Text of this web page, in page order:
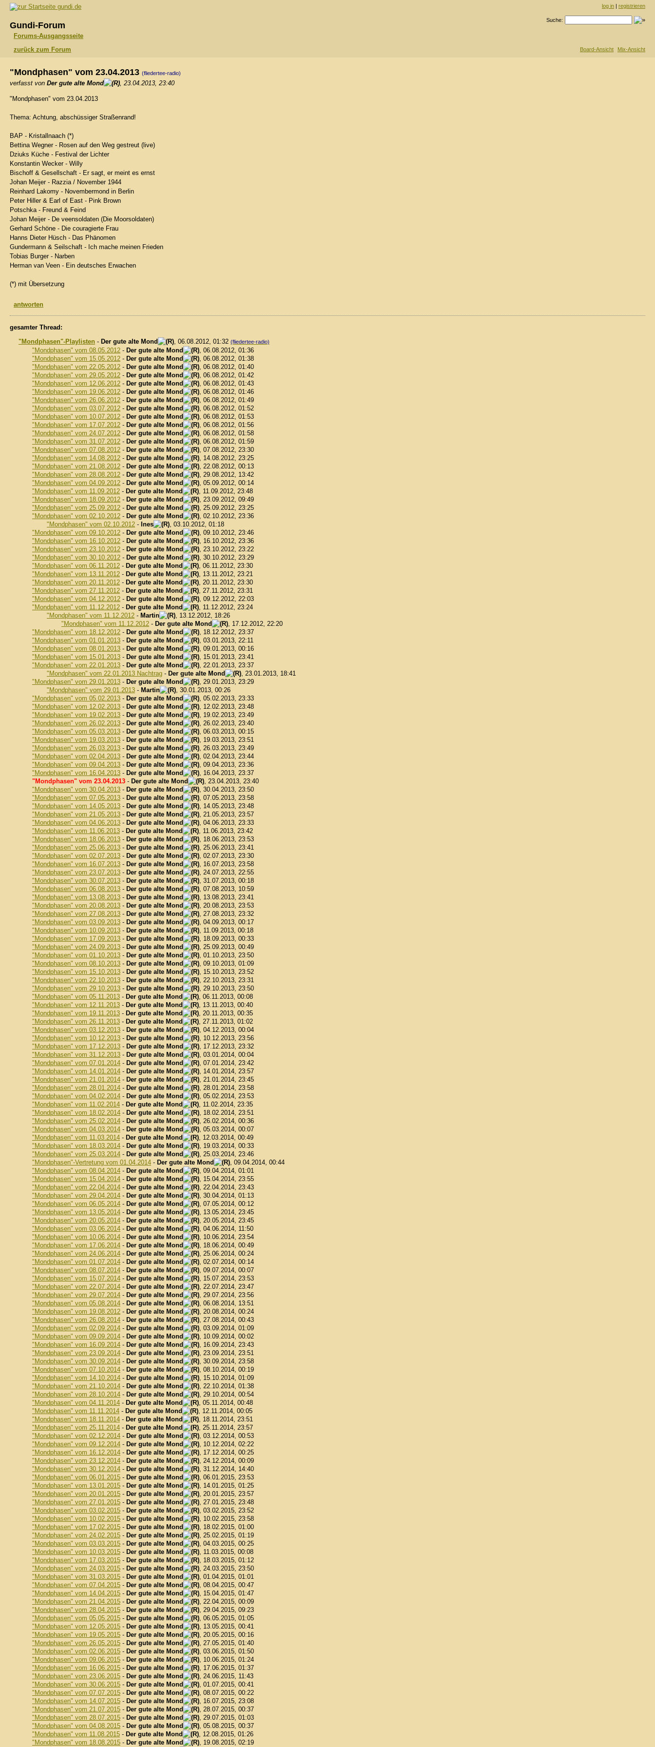
gundi.de
Gundi-Forum
Forums-Ausgangsseite
log in | registrieren
Suche:
zurück zum Forum Board-Ansicht Mix-Ansicht
"Mondphasen" vom 23.04.2013 (fliedertee-radio)
verfasst von Der gute alte Mond , 23.04.2013, 23:40
"Mondphasen" vom 23.04.2013
Thema: Achtung, abschüssiger Straßenrand!
BAP - Kristallnaach (*)
Bettina Wegner - Rosen auf den Weg gestreut (live)
Dziuks Küche - Festival der Lichter
Konstantin Wecker - Willy
Bischoff & Gesellschaft - Er sagt, er meint es ernst
Johan Meijer - Razzia / November 1944
Reinhard Lakomy - Novembermond in Berlin
Peter Hiller & Earl of East - Pink Brown
Potschka - Freund & Feind
Johan Meijer - De veensoldaten (Die Moorsoldaten)
Gerhard Schöne - Die couragierte Frau
Hanns Dieter Hüsch - Das Phänomen
Gundermann & Seilschaft - Ich mache meinen Frieden
Tobias Burger - Narben
Herman van Veen - Ein deutsches Erwachen
(*) mit Übersetzung
antworten
gesamter Thread:
"Mondphasen"-Playlisten - Der gute alte Mond , 06.08.2012, 01:32 (fliedertee-radio)
"Mondphasen" vom 08.05.2012 - Der gute alte Mond
, 06.08.2012, 01:36
"Mondphasen" vom 15.05.2012 - Der gute alte Mond
, 06.08.2012, 01:38
"Mondphasen" vom 22.05.2012 - Der gute alte Mond
, 06.08.2012, 01:40
"Mondphasen" vom 29.05.2012 - Der gute alte Mond
, 06.08.2012, 01:42
"Mondphasen" vom 12.06.2012 - Der gute alte Mond
, 06.08.2012, 01:43
"Mondphasen" vom 19.06.2012 - Der gute alte Mond
, 06.08.2012, 01:46
"Mondphasen" vom 26.06.2012 - Der gute alte Mond
, 06.08.2012, 01:49
"Mondphasen" vom 03.07.2012 - Der gute alte Mond
, 06.08.2012, 01:52
"Mondphasen" vom 10.07.2012 - Der gute alte Mond
, 06.08.2012, 01:53
"Mondphasen" vom 17.07.2012 - Der gute alte Mond
, 06.08.2012, 01:56
"Mondphasen" vom 24.07.2012 - Der gute alte Mond
, 06.08.2012, 01:58
"Mondphasen" vom 31.07.2012 - Der gute alte Mond
, 06.08.2012, 01:59
"Mondphasen" vom 07.08.2012 - Der gute alte Mond
, 07.08.2012, 23:30
"Mondphasen" vom 14.08.2012 - Der gute alte Mond
, 14.08.2012, 23:25
"Mondphasen" vom 21.08.2012 - Der gute alte Mond
, 22.08.2012, 00:13
"Mondphasen" vom 28.08.2012 - Der gute alte Mond
, 29.08.2012, 13:42
"Mondphasen" vom 04.09.2012 - Der gute alte Mond
, 05.09.2012, 00:14
"Mondphasen" vom 11.09.2012 - Der gute alte Mond
, 11.09.2012, 23:48
"Mondphasen" vom 18.09.2012 - Der gute alte Mond
, 23.09.2012, 09:49
"Mondphasen" vom 25.09.2012 - Der gute alte Mond
, 25.09.2012, 23:25
"Mondphasen" vom 02.10.2012 - Der gute alte Mond
, 02.10.2012, 23:36
"Mondphasen" vom 02.10.2012 - Ines
, 03.10.2012, 01:18
"Mondphasen" vom 09.10.2012 - Der gute alte Mond
, 09.10.2012, 23:46
"Mondphasen" vom 16.10.2012 - Der gute alte Mond
, 16.10.2012, 23:36
"Mondphasen" vom 23.10.2012 - Der gute alte Mond
, 23.10.2012, 23:22
"Mondphasen" vom 30.10.2012 - Der gute alte Mond
, 30.10.2012, 23:29
"Mondphasen" vom 06.11.2012 - Der gute alte Mond
, 06.11.2012, 23:30
"Mondphasen" vom 13.11.2012 - Der gute alte Mond
, 13.11.2012, 23:21
"Mondphasen" vom 20.11.2012 - Der gute alte Mond
, 20.11.2012, 23:30
"Mondphasen" vom 27.11.2012 - Der gute alte Mond
, 27.11.2012, 23:31
"Mondphasen" vom 04.12.2012 - Der gute alte Mond
, 09.12.2012, 22:03
"Mondphasen" vom 11.12.2012 - Der gute alte Mond
, 11.12.2012, 23:24
"Mondphasen" vom 11.12.2012 - Martin
, 13.12.2012, 18:26
"Mondphasen" vom 11.12.2012 - Der gute alte Mond
, 17.12.2012, 22:20
"Mondphasen" vom 18.12.2012 - Der gute alte Mond
, 18.12.2012, 23:37
"Mondphasen" vom 01.01.2013 - Der gute alte Mond
, 03.01.2013, 22:11
"Mondphasen" vom 08.01.2013 - Der gute alte Mond
, 09.01.2013, 00:16
"Mondphasen" vom 15.01.2013 - Der gute alte Mond
, 15.01.2013, 23:41
"Mondphasen" vom 22.01.2013 - Der gute alte Mond
, 22.01.2013, 23:37
"Mondphasen" vom 22.01.2013 Nachtrag - Der gute alte Mond
, 23.01.2013, 18:41
"Mondphasen" vom 29.01.2013 - Der gute alte Mond
, 29.01.2013, 23:29
"Mondphasen" vom 29.01.2013 - Martin
, 30.01.2013, 00:26
"Mondphasen" vom 05.02.2013 - Der gute alte Mond
, 05.02.2013, 23:33
"Mondphasen" vom 12.02.2013 - Der gute alte Mond
, 12.02.2013, 23:48
"Mondphasen" vom 19.02.2013 - Der gute alte Mond
, 19.02.2013, 23:49
"Mondphasen" vom 26.02.2013 - Der gute alte Mond
, 26.02.2013, 23:40
"Mondphasen" vom 05.03.2013 - Der gute alte Mond
, 06.03.2013, 00:15
"Mondphasen" vom 19.03.2013 - Der gute alte Mond
, 19.03.2013, 23:51
"Mondphasen" vom 26.03.2013 - Der gute alte Mond
, 26.03.2013, 23:49
"Mondphasen" vom 02.04.2013 - Der gute alte Mond
, 02.04.2013, 23:44
"Mondphasen" vom 09.04.2013 - Der gute alte Mond
, 09.04.2013, 23:36
"Mondphasen" vom 16.04.2013 - Der gute alte Mond
, 16.04.2013, 23:37
"Mondphasen" vom 23.04.2013 - Der gute alte Mond
, 23.04.2013, 23:40
"Mondphasen" vom 30.04.2013 - Der gute alte Mond
, 30.04.2013, 23:50
"Mondphasen" vom 07.05.2013 - Der gute alte Mond
, 07.05.2013, 23:58
"Mondphasen" vom 14.05.2013 - Der gute alte Mond
, 14.05.2013, 23:48
"Mondphasen" vom 21.05.2013 - Der gute alte Mond
, 21.05.2013, 23:57
"Mondphasen" vom 04.06.2013 - Der gute alte Mond
, 04.06.2013, 23:33
"Mondphasen" vom 11.06.2013 - Der gute alte Mond
, 11.06.2013, 23:42
"Mondphasen" vom 18.06.2013 - Der gute alte Mond
, 18.06.2013, 23:53
"Mondphasen" vom 25.06.2013 - Der gute alte Mond
, 25.06.2013, 23:41
"Mondphasen" vom 02.07.2013 - Der gute alte Mond
, 02.07.2013, 23:30
"Mondphasen" vom 16.07.2013 - Der gute alte Mond
, 16.07.2013, 23:58
"Mondphasen" vom 23.07.2013 - Der gute alte Mond
, 24.07.2013, 22:55
"Mondphasen" vom 30.07.2013 - Der gute alte Mond
, 31.07.2013, 00:18
"Mondphasen" vom 06.08.2013 - Der gute alte Mond
, 07.08.2013, 10:59
"Mondphasen" vom 13.08.2013 - Der gute alte Mond
, 13.08.2013, 23:41
"Mondphasen" vom 20.08.2013 - Der gute alte Mond
, 20.08.2013, 23:53
"Mondphasen" vom 27.08.2013 - Der gute alte Mond
, 27.08.2013, 23:32
"Mondphasen" vom 03.09.2013 - Der gute alte Mond
, 04.09.2013, 00:17
"Mondphasen" vom 10.09.2013 - Der gute alte Mond
, 11.09.2013, 00:18
"Mondphasen" vom 17.09.2013 - Der gute alte Mond
, 18.09.2013, 00:33
"Mondphasen" vom 24.09.2013 - Der gute alte Mond
, 25.09.2013, 00:49
"Mondphasen" vom 01.10.2013 - Der gute alte Mond
, 01.10.2013, 23:50
"Mondphasen" vom 08.10.2013 - Der gute alte Mond
, 09.10.2013, 01:09
"Mondphasen" vom 15.10.2013 - Der gute alte Mond
, 15.10.2013, 23:52
"Mondphasen" vom 22.10.2013 - Der gute alte Mond
, 22.10.2013, 23:31
"Mondphasen" vom 29.10.2013 - Der gute alte Mond
, 29.10.2013, 23:50
"Mondphasen" vom 05.11.2013 - Der gute alte Mond
, 06.11.2013, 00:08
"Mondphasen" vom 12.11.2013 - Der gute alte Mond
, 13.11.2013, 00:40
"Mondphasen" vom 19.11.2013 - Der gute alte Mond
, 20.11.2013, 00:35
"Mondphasen" vom 26.11.2013 - Der gute alte Mond
, 27.11.2013, 01:02
"Mondphasen" vom 03.12.2013 - Der gute alte Mond
, 04.12.2013, 00:04
"Mondphasen" vom 10.12.2013 - Der gute alte Mond
, 10.12.2013, 23:56
"Mondphasen" vom 17.12.2013 - Der gute alte Mond
, 17.12.2013, 23:32
"Mondphasen" vom 31.12.2013 - Der gute alte Mond
, 03.01.2014, 00:04
"Mondphasen" vom 07.01.2014 - Der gute alte Mond
, 07.01.2014, 23:42
"Mondphasen" vom 14.01.2014 - Der gute alte Mond
, 14.01.2014, 23:57
"Mondphasen" vom 21.01.2014 - Der gute alte Mond
, 21.01.2014, 23:45
"Mondphasen" vom 28.01.2014 - Der gute alte Mond
, 28.01.2014, 23:58
"Mondphasen" vom 04.02.2014 - Der gute alte Mond
, 05.02.2014, 23:53
"Mondphasen" vom 11.02.2014 - Der gute alte Mond
, 11.02.2014, 23:35
"Mondphasen" vom 18.02.2014 - Der gute alte Mond
, 18.02.2014, 23:51
"Mondphasen" vom 25.02.2014 - Der gute alte Mond
, 26.02.2014, 00:36
"Mondphasen" vom 04.03.2014 - Der gute alte Mond
, 05.03.2014, 00:07
"Mondphasen" vom 11.03.2014 - Der gute alte Mond
, 12.03.2014, 00:49
"Mondphasen" vom 18.03.2014 - Der gute alte Mond
, 19.03.2014, 00:33
"Mondphasen" vom 25.03.2014 - Der gute alte Mond
, 25.03.2014, 23:46
"Mondphasen"-Vertretung vom 01.04.2014 - Der gute alte Mond
, 09.04.2014, 00:44
"Mondphasen" vom 08.04.2014 - Der gute alte Mond
, 09.04.2014, 01:01
"Mondphasen" vom 15.04.2014 - Der gute alte Mond
, 15.04.2014, 23:55
"Mondphasen" vom 22.04.2014 - Der gute alte Mond
, 22.04.2014, 23:43
"Mondphasen" vom 29.04.2014 - Der gute alte Mond
, 30.04.2014, 01:13
"Mondphasen" vom 06.05.2014 - Der gute alte Mond
, 07.05.2014, 00:12
"Mondphasen" vom 13.05.2014 - Der gute alte Mond
, 13.05.2014, 23:45
"Mondphasen" vom 20.05.2014 - Der gute alte Mond
, 20.05.2014, 23:45
"Mondphasen" vom 03.06.2014 - Der gute alte Mond
, 04.06.2014, 11:50
"Mondphasen" vom 10.06.2014 - Der gute alte Mond
, 10.06.2014, 23:54
"Mondphasen" vom 17.06.2014 - Der gute alte Mond
, 18.06.2014, 00:49
"Mondphasen" vom 24.06.2014 - Der gute alte Mond
, 25.06.2014, 00:24
"Mondphasen" vom 01.07.2014 - Der gute alte Mond
, 02.07.2014, 00:14
"Mondphasen" vom 08.07.2014 - Der gute alte Mond
, 09.07.2014, 00:07
"Mondphasen" vom 15.07.2014 - Der gute alte Mond
, 15.07.2014, 23:53
"Mondphasen" vom 22.07.2014 - Der gute alte Mond
, 22.07.2014, 23:47
"Mondphasen" vom 29.07.2014 - Der gute alte Mond
, 29.07.2014, 23:56
"Mondphasen" vom 05.08.2014 - Der gute alte Mond
, 06.08.2014, 13:51
"Mondphasen" vom 19.08.2012 - Der gute alte Mond
, 20.08.2014, 00:24
"Mondphasen" vom 26.08.2014 - Der gute alte Mond
, 27.08.2014, 00:43
"Mondphasen" vom 02.09.2014 - Der gute alte Mond
, 03.09.2014, 01:09
"Mondphasen" vom 09.09.2014 - Der gute alte Mond
, 10.09.2014, 00:02
"Mondphasen" vom 16.09.2014 - Der gute alte Mond
, 16.09.2014, 23:43
"Mondphasen" vom 23.09.2014 - Der gute alte Mond
, 23.09.2014, 23:51
"Mondphasen" vom 30.09.2014 - Der gute alte Mond
, 30.09.2014, 23:58
"Mondphasen" vom 07.10.2014 - Der gute alte Mond
, 08.10.2014, 00:19
"Mondphasen" vom 14.10.2014 - Der gute alte Mond
, 15.10.2014, 01:09
"Mondphasen" vom 21.10.2014 - Der gute alte Mond
, 22.10.2014, 01:38
"Mondphasen" vom 28.10.2014 - Der gute alte Mond
, 29.10.2014, 00:54
"Mondphasen" vom 04.11.2014 - Der gute alte Mond
, 05.11.2014, 00:48
"Mondphasen" vom 11.11.2014 - Der gute alte Mond
, 12.11.2014, 00:05
"Mondphasen" vom 18.11.2014 - Der gute alte Mond
, 18.11.2014, 23:51
"Mondphasen" vom 25.11.2014 - Der gute alte Mond
, 25.11.2014, 23:57
"Mondphasen" vom 02.12.2014 - Der gute alte Mond
, 03.12.2014, 00:53
"Mondphasen" vom 09.12.2014 - Der gute alte Mond
, 10.12.2014, 02:22
"Mondphasen" vom 16.12.2014 - Der gute alte Mond
, 17.12.2014, 00:25
"Mondphasen" vom 23.12.2014 - Der gute alte Mond
, 24.12.2014, 00:09
"Mondphasen" vom 30.12.2014 - Der gute alte Mond
, 31.12.2014, 14:40
"Mondphasen" vom 06.01.2015 - Der gute alte Mond
, 06.01.2015, 23:53
"Mondphasen" vom 13.01.2015 - Der gute alte Mond
, 14.01.2015, 01:25
"Mondphasen" vom 20.01.2015 - Der gute alte Mond
, 20.01.2015, 23:57
"Mondphasen" vom 27.01.2015 - Der gute alte Mond
, 27.01.2015, 23:48
"Mondphasen" vom 03.02.2015 - Der gute alte Mond
, 03.02.2015, 23:52
"Mondphasen" vom 10.02.2015 - Der gute alte Mond
, 10.02.2015, 23:58
"Mondphasen" vom 17.02.2015 - Der gute alte Mond
, 18.02.2015, 01:00
"Mondphasen" vom 24.02.2015 - Der gute alte Mond
, 25.02.2015, 01:19
"Mondphasen" vom 03.03.2015 - Der gute alte Mond
, 04.03.2015, 00:25
"Mondphasen" vom 10.03.2015 - Der gute alte Mond
, 11.03.2015, 00:08
"Mondphasen" vom 17.03.2015 - Der gute alte Mond
, 18.03.2015, 01:12
"Mondphasen" vom 24.03.2015 - Der gute alte Mond
, 24.03.2015, 23:50
"Mondphasen" vom 31.03.2015 - Der gute alte Mond
, 01.04.2015, 01:01
"Mondphasen" vom 07.04.2015 - Der gute alte Mond
, 08.04.2015, 00:47
"Mondphasen" vom 14.04.2015 - Der gute alte Mond
, 15.04.2015, 01:47
"Mondphasen" vom 21.04.2015 - Der gute alte Mond
, 22.04.2015, 00:09
"Mondphasen" vom 28.04.2015 - Der gute alte Mond
, 29.04.2015, 09:23
"Mondphasen" vom 05.05.2015 - Der gute alte Mond
, 06.05.2015, 01:05
"Mondphasen" vom 12.05.2015 - Der gute alte Mond
, 13.05.2015, 00:41
"Mondphasen" vom 19.05.2015 - Der gute alte Mond
, 20.05.2015, 00:16
"Mondphasen" vom 26.05.2015 - Der gute alte Mond
, 27.05.2015, 01:40
"Mondphasen" vom 02.06.2015 - Der gute alte Mond
, 03.06.2015, 01:50
"Mondphasen" vom 09.06.2015 - Der gute alte Mond
, 10.06.2015, 01:24
"Mondphasen" vom 16.06.2015 - Der gute alte Mond
, 17.06.2015, 01:37
"Mondphasen" vom 23.06.2015 - Der gute alte Mond
, 24.06.2015, 11:43
"Mondphasen" vom 30.06.2015 - Der gute alte Mond
, 01.07.2015, 00:41
"Mondphasen" vom 07.07.2015 - Der gute alte Mond
, 08.07.2015, 00:22
"Mondphasen" vom 14.07.2015 - Der gute alte Mond
, 16.07.2015, 23:08
"Mondphasen" vom 21.07.2015 - Der gute alte Mond
, 28.07.2015, 00:37
"Mondphasen" vom 28.07.2015 - Der gute alte Mond
, 29.07.2015, 01:03
"Mondphasen" vom 04.08.2015 - Der gute alte Mond
, 05.08.2015, 00:37
"Mondphasen" vom 11.08.2015 - Der gute alte Mond
, 12.08.2015, 01:26
"Mondphasen" vom 18.08.2015 - Der gute alte Mond , 19.08.2015, 02:19